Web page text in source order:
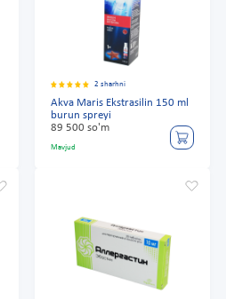
2 sharhni
Akva Maris Ekstrasilin 150 ml
burun spreyi
89 500 so'm
Mavjud